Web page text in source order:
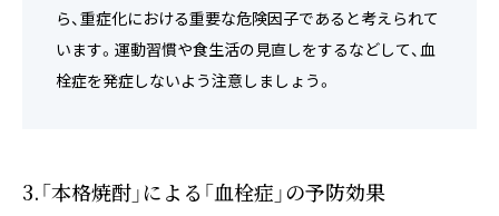
ら、重症化における重要な危険因子であると考えられて
います。運動習慣や食生活の見直しをするなどして、血
栓症を発症しないよう注意しましょう。
3.「本格焼酎」による「血栓症」の予防効果